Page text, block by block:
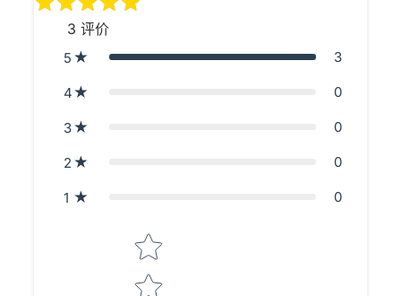
3 评价
5 3
4 0
3 0
2 0
1 0
Star rating